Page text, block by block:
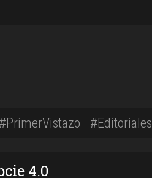
#PrimerVistazo #Editoriales
4.0